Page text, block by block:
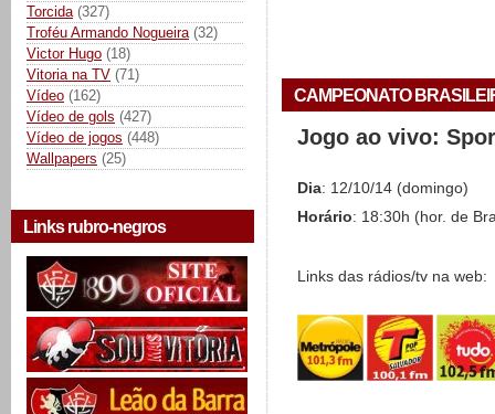
Torcida (327)
Troféu Armando Nogueira (32)
Victor Hugo (18)
Vitoria na TV (71)
Vídeo (162)
Vídeo de gols (427)
Vídeo de jogos (448)
Wallpapers (25)
Links rubro-negros
CAMPEONATO
Jogo ao vivo:
Dia: 12/10/14 (domingo)
Horário: 18:30h (hor. de
Links das rádios/tv na web: